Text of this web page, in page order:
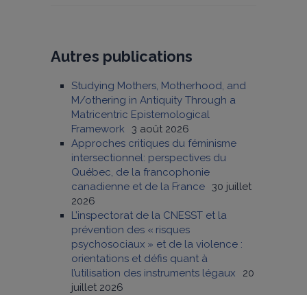
Autres publications
Studying Mothers, Motherhood, and
M/othering in Antiquity Through a
Matricentric Epistemological
Framework
3 août 2026
Approches critiques du féminisme
intersectionnel: perspectives du
Québec, de la francophonie
canadienne et de la France
30 juillet
2026
L’inspectorat de la CNESST et la
prévention des « risques
psychosociaux » et de la violence :
orientations et défis quant à
l’utilisation des instruments légaux
20
juillet 2026